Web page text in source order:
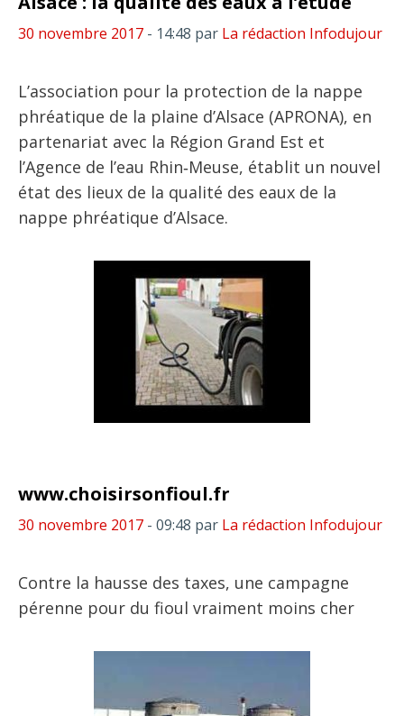
30 novembre 2017 - 14:48 par La rédaction Infodujour
L’association pour la protection de la nappe
phréatique de la plaine d’Alsace (APRONA), en
partenariat avec la Région Grand Est et
l’Agence de l’eau Rhin‑Meuse, établit un nouvel
état des lieux de la qualité des eaux de la
nappe phréatique d’Alsace.
www.choisirsonfioul.fr
30 novembre 2017 - 09:48 par La rédaction Infodujour
Contre la hausse des taxes, une campagne
pérenne pour du fioul vraiment moins cher